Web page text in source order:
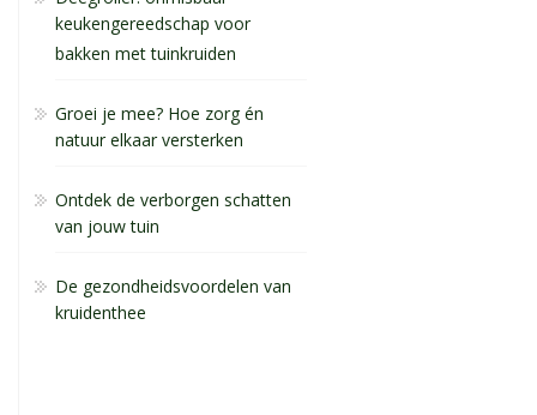
keukengereedschap voor
bakken met tuinkruiden
Groei je mee? Hoe zorg én
natuur elkaar versterken
Ontdek de verborgen schatten
van jouw tuin
De gezondheidsvoordelen van
kruidenthee